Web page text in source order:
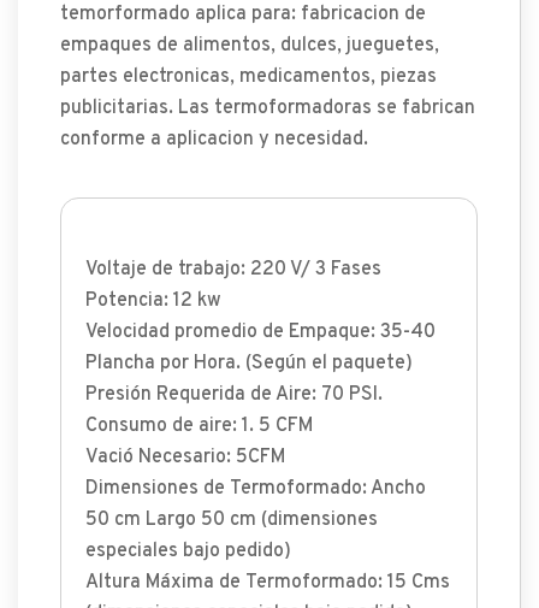
temorformado aplica para: fabricacion de
empaques de alimentos, dulces, jueguetes,
partes electronicas, medicamentos, piezas
publicitarias. Las termoformadoras se fabrican
conforme a aplicacion y necesidad.
Voltaje de trabajo: 220 V/ 3 Fases
Potencia: 12 kw
Velocidad promedio de Empaque: 35-40
Plancha por Hora. (Según el paquete)
Presión Requerida de Aire: 70 PSI.
Consumo de aire: 1. 5 CFM
Vació Necesario: 5CFM
Dimensiones de Termoformado: Ancho
50 cm Largo 50 cm (dimensiones
especiales bajo pedido)
Altura Máxima de Termoformado: 15 Cms